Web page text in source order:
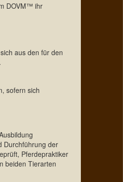
DOVM™ ihr
aus den für den
sofern sich
Durchführung der
Pferdepraktiker
beiden Tierarten